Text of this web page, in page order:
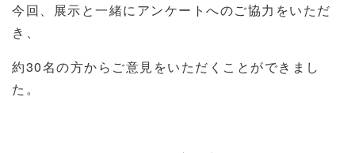
今回、展示と一緒にアンケートへのご協力をいただ
き、
約30名の方からご意見をいただくことができまし
た。